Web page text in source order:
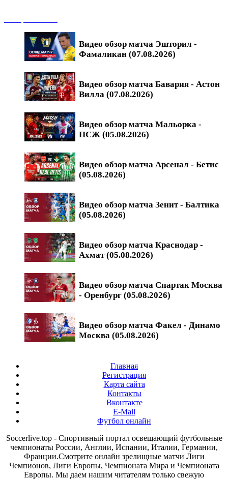
Видео обзор матча Эшторил -
Фамаликан (07.08.2026)
Видео обзор матча Бавария - Астон
Вилла (07.08.2026)
Видео обзор матча Мальорка -
ПСЖ (05.08.2026)
Видео обзор матча Арсенал - Бетис
(05.08.2026)
Видео обзор матча Зенит - Балтика
(05.08.2026)
Видео обзор матча Краснодар -
Ахмат (05.08.2026)
Видео обзор матча Спартак Москва
- Оренбург (05.08.2026)
Видео обзор матча Факел - Динамо
Москва (05.08.2026)
Главная
Регистрация
Карта сайта
Контакты
Вконтакте
E-Mail
Футбол онлайн
Soccerlive.top - Спортивный портал освещающий футбольные
чемпионаты России, Англии, Испании, Италии, Германии,
Франции.Смотрите онлайн зрелищные матчи Лиги
Чемпионов, Лиги Европы, Чемпионата Мира и Чемпионата
Европы. Мы даем нашим читателям только свежую